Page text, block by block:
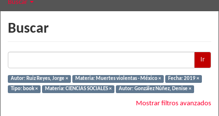
Buscar
Buscar
Ir
Autor: Ruiz Reyes, Jorge × Materia: Muertes violentas - México ×
Fecha: 2019 ×
Tipo: book ×
Materia: CIENCIAS SOCIALES × Autor: González Núñez, Denise ×
Mostrar filtros avanzados